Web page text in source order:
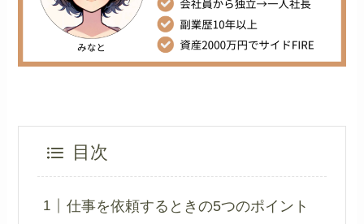
目次
仕事を依頼するときの5つのポイント